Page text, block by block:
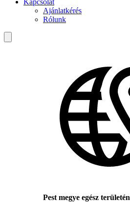
Kapcsolat
Ajánlatkérés
Rólunk
Pest megye egész területén